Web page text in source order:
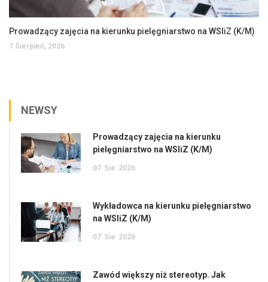
Prowadzący zajęcia na kierunku pielęgniarstwo na WSIiZ (K/M)
7 Sierpień, 2026
NEWSY
Prowadzący zajęcia na kierunku
pielęgniarstwo na WSIiZ (K/M)
07 Sie 2026
Wykładowca na kierunku pielęgniarstwo
na WSIiZ (K/M)
07 Sie 2026
Zawód większy niż stereotyp. Jak